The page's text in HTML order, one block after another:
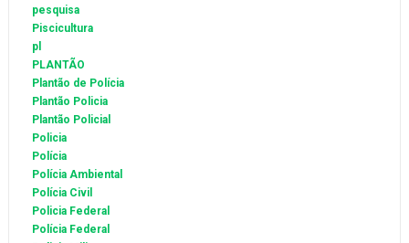
pesquisa
Piscicultura
pl
PLANTÃO
Plantão de Polícia
Plantão Policia
Plantão Policial
Policia
Polícia
Polícia Ambiental
Polícia Civil
Policia Federal
Polícia Federal